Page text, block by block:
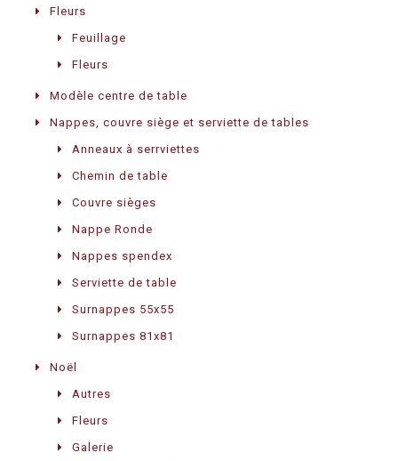
Fleurs
Feuillage
Fleurs
Modèle centre de table
Nappes, couvre siège et serviette de tables
Anneaux à serrviettes
Chemin de table
Couvre sièges
Nappe Ronde
Nappes spendex
Serviette de table
Surnappes 55x55
Surnappes 81x81
Noël
Autres
Fleurs
Galerie